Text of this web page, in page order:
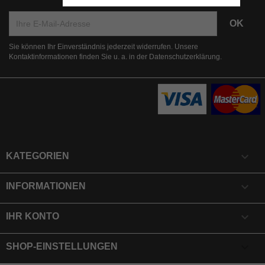
Sie können Ihr Einverständnis jederzeit widerrufen. Unsere
Kontaktinformationen finden Sie u. a. in der Datenschutzerklärung.
KATEGORIEN 
INFORMATIONEN 
IHR KONTO 
SHOP-EINSTELLUNGEN